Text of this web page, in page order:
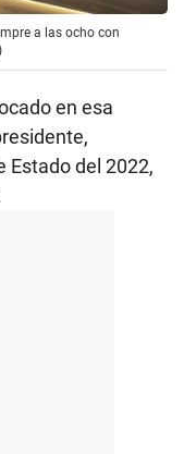
a las ocho con
en esa
Estado del 2022,